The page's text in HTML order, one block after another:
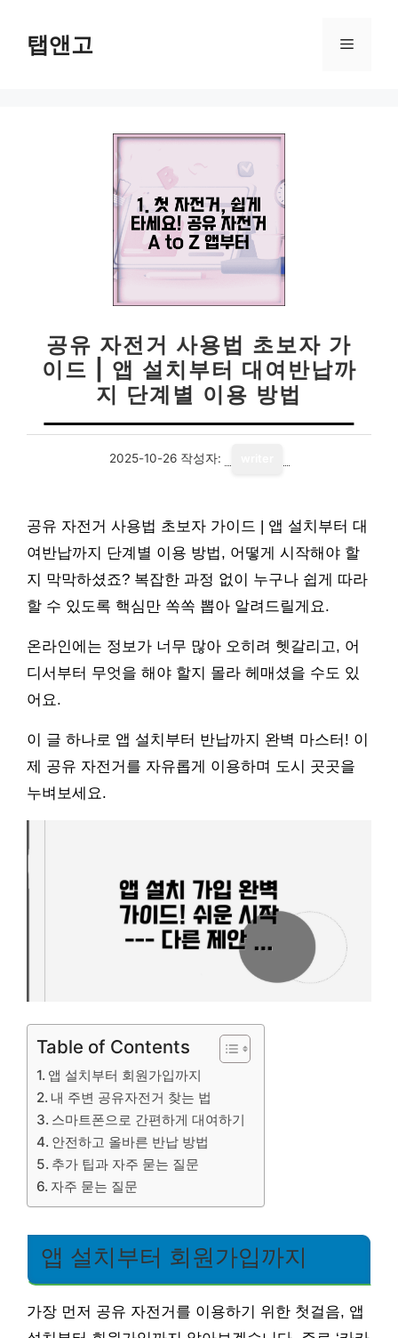
탭앤고 메
공유 자전거 사용법 초보자 가
이드 | 앱 설치부터 대여반납까
지 단계별 이용 방법
2025-10-26 작성자:
공유 자전거 사용법 초보자 가이드 | 앱 설치부터 대
여반납까지 단계별 이용 방법, 어떻게 시작해야 할
지 막막하셨죠? 복잡한 과정 없이 누구나 쉽게 따라
할 수 있도록 핵심만 쏙쏙 뽑아 알려드릴게요.
온라인에는 정보가 너무 많아 오히려 헷갈리고, 어
디서부터 무엇을 해야 할지 몰라 헤매셨을 수도 있
어요.
이 글 하나로 앱 설치부터 반납까지 완벽 마스터! 이
제 공유 자전거를 자유롭게 이용하며 도시 곳곳을
누벼보세요.
Table of Contents
앱 설치부터 회원가입까지
내 주변 공유자전거 찾는 법
스마트폰으로 간편하게 대여하기
안전하고 올바른 반납 방법
추가 팁과 자주 묻는 질문
자주 묻는 질문
앱 설치부터 회원가입까지
가장 먼저 공유 자전거를 이용하기 위한 첫걸음, 앱